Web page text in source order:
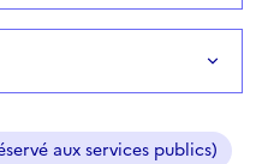
aux services publics)